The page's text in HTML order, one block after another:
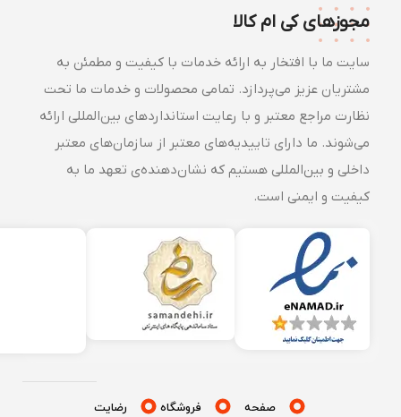
مجوزهای کی ام کالا
سایت ما با افتخار به ارائه خدمات با کیفیت و مطمئن به
مشتریان عزیز می‌پردازد. تمامی محصولات و خدمات ما تحت
نظارت مراجع معتبر و با رعایت استانداردهای بین‌المللی ارائه
می‌شوند. ما دارای تاییدیه‌های معتبر از سازمان‌های معتبر
داخلی و بین‌المللی هستیم که نشان‌دهنده‌ی تعهد ما به
کیفیت و ایمنی است.
صفحه
فروشگاه
رضایت